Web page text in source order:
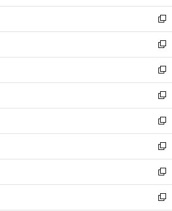
開
く
ウ
で
開
く
ン
ド
ウ
で
開
く
新
し
い
ウ
ィ
ン
ド
ウ
で
開
く
新
し
い
ウ
ィ
ン
ド
ウ
で
開
く
新
し
い
ウ
ィ
ン
ド
ウ
で
開
く
新
し
い
ウ
ィ
ン
ド
ウ
で
新
し
い
ウ
ィ
ン
ド
新
し
い
ウ
ィ
新
し
い
新